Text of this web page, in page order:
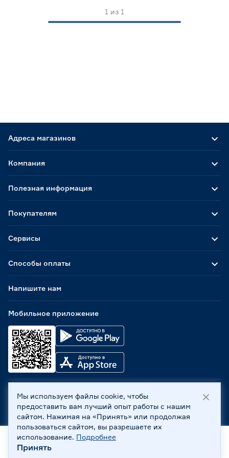
1 из 1
Адреса магазинов
Способы оплаты
Мобильное приложение
Компания
Полезная информация
Покупателям
Сервисы
Напишите нам
ООО «Бауцентр Рус» 2004 -2026, 236029, г. Калининград,
ул. А.Невского, 205. ИНН 7702596813, КПП 390601001 ©
Все права защищены
Политика обработки персональных данных
Правовая информация
Охрана труда
Главная
Мы используем файлы cookie, чтобы
предоставить вам лучший опыт работы с нашим
сайтом. Нажимая на «Принять» или продолжая
пользоваться сайтом, вы разрешаете их
использование. Подробнее
Принять